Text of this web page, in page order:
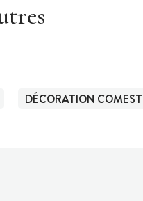
DÉCORATION